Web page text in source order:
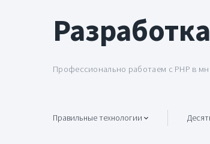
Профессионально работаем с PHP в
Правильные технологии